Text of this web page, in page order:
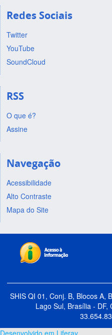
Redes Sociais
Twitter
YouTube
SoundCloud
RSS
O que é?
Assine
Navegação
Acessibilidade
Alto Contraste
Mapa do Site
SHIS QI 01, Conj. B, Blocos A,
Lago Sul, Brasília - DF,